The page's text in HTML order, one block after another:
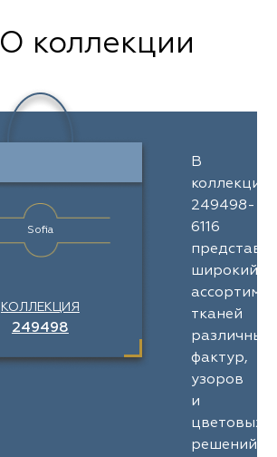
О коллекции
Sofia
КОЛЛЕКЦИЯ
249498
В
коллекции
249498-
6116
широкий
тканей
различных
фактур,
узоров
и
цветовых
решений.